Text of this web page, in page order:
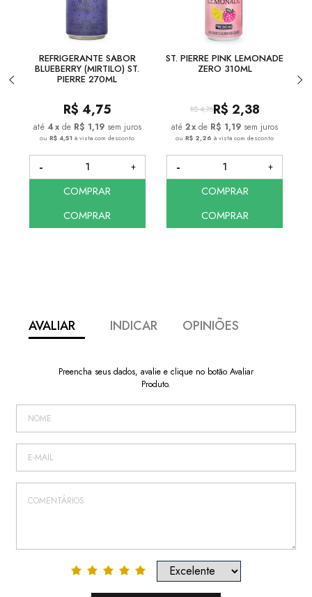
REFRIGERANTE SABOR
BLUEBERRY (MIRTILO) ST.
PIERRE 270ML
R$ 4,75
4x de R$ 1,19 sem juros
ouR$ 4,51à vista com desconto
COMPRAR
COMPRAR
ST. PIERRE PINK LEMONADE
ZERO 310ML
R$ 4,75R$ 2,38
2x de R$ 1,19 sem juros
ouR$ 2,26à vista com desconto
COMPRAR
COMPRAR
AVALIAR INDICAR OPINIÕES
Preencha seus dados, avalie e clique no botão Avaliar
Produto.